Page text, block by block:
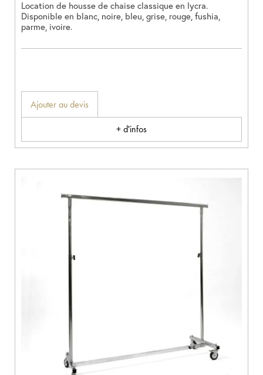
Location de housse de chaise classique en lycra.
Disponible en blanc, noire, bleu, grise, rouge, fushia,
parme, ivoire.
Ajouter au devis
+ d'infos